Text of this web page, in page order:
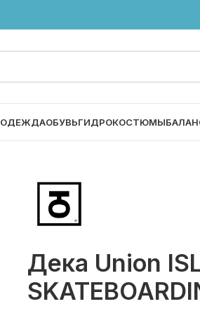
ОДЕЖДАОБУВЬГИДРОКОСТЮМЫ
Дека Union